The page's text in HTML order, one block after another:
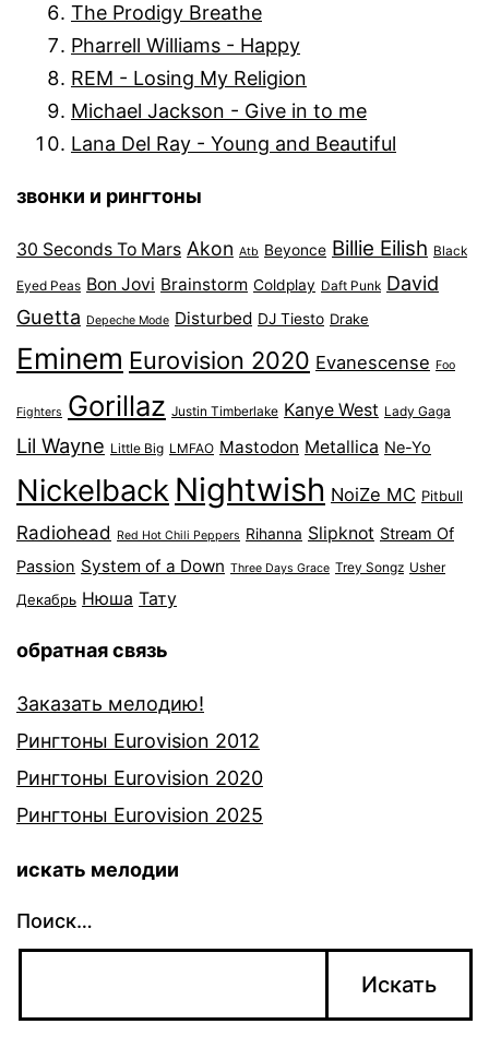
The Prodigy Breathe
Pharrell Williams - Happy
REM - Losing My Religion
Michael Jackson - Give in to me
Lana Del Ray - Young and Beautiful
звонки и рингтоны
30 Seconds To Mars Akon Atb Beyonce Billie Eilish Black
Eyed Peas Bon Jovi Brainstorm Coldplay Daft Punk David
Guetta Depeche Mode Disturbed DJ Tiesto Drake
Eminem Eurovision 2020 Evanescense Foo
Fighters Gorillaz Justin Timberlake Kanye West Lady Gaga
Lil Wayne Little Big LMFAO Mastodon Metallica Ne-Yo
Nickelback Nightwish NoiZe MC Pitbull
Radiohead Red Hot Chili Peppers Rihanna Slipknot Stream Of
Passion System of a Down Three Days Grace Trey Songz Usher
Декабрь Нюша Тату
обратная связь
Заказать мелодию!
Рингтоны Eurovision 2012
Рингтоны Eurovision 2020
Рингтоны Eurovision 2025
искать мелодии
Поиск…